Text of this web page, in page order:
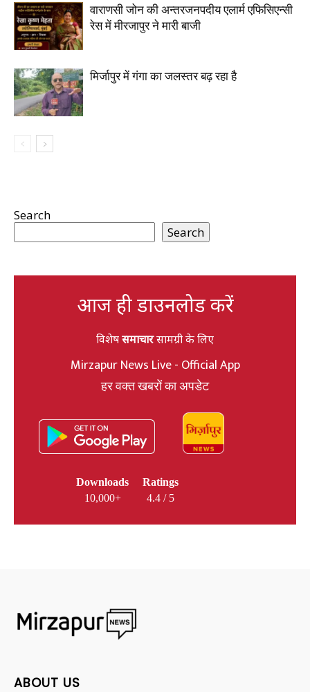
वाराणसी जोन की अन्तरजनपदीय एलार्म एफिसिएन्सी
रेस में मीरजापुर ने मारी बाजी
मिर्जापुर में गंगा का जलस्तर बढ़ रहा है
Search
Search
आज ही डाउनलोड करें
विशेषसमाचारसामग्री के लिए
Mirzapur News Live - Official App
हर वक्त खबरों का अपडेट
Downloads
10,000+
Ratings
4.4 / 5
ABOUT US